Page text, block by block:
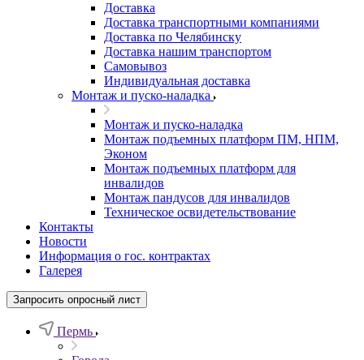
Доставка
Доставка транспортными компаниями
Доставка по Челябинску
Доставка нашим транспортом
Самовывоз
Индивидуальная доставка
Монтаж и пуско-наладка
Монтаж и пуско-наладка
Монтаж подъемных платформ ПМ, НПМ,
Эконом
Монтаж подъемных платформ для
инвалидов
Монтаж пандусов для инвалидов
Техническое освидетельствование
Контакты
Новости
Информация о гос. контрактах
Галерея
Запросить опросный лист
Пермь